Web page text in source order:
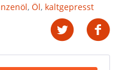
, Öl, kaltgepresst